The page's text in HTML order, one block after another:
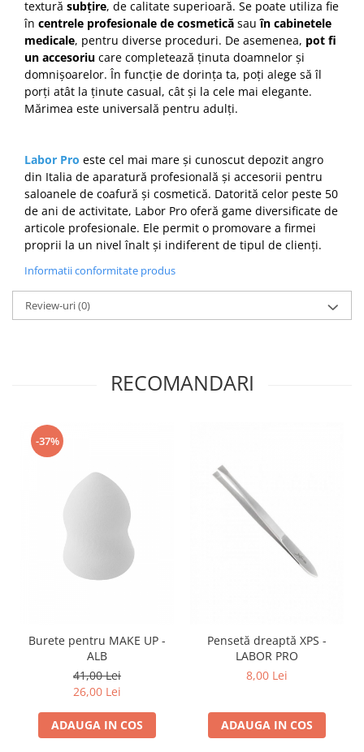
Cap manechin par natural
Trepiede cap manechin
Foarfece de tuns
Foarfece de filat
textură subțire, de calitate superioară. Se poate utiliza fie
în centrele profesionale de cosmetică sauîn cabinetele
medicale, pentru diverse proceduri. De asemenea, pot fi
un accesoriu care completează ținuta doamnelor și
domnișoarelor. În funcție de dorința ta, poți alege să îl
porți atât la ținute casual, cât și la cele mai elegante.
Mărimea este universală pentru adulți.
Labor Pro este cel mai mare și cunoscut depozit angro
din Italia de aparatură profesională și accesorii pentru
saloanele de coafură și cosmetică. Datorită celor peste 50
de ani de activitate, Labor Pro oferă game diversificate de
articole profesionale. Ele permit o promovare a firmei
proprii la un nivel înalt și indiferent de tipul de clienți.
Informatii conformitate produs
Review-uri(0)
RECOMANDARI
-37%
Burete pentru MAKE UP -
ALB
41,00 Lei
26,00 Lei
ADAUGA IN COS
Pensetă dreaptă XPS -
LABOR PRO
8,00 Lei
ADAUGA IN COS